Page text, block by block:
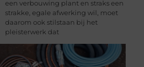
een verbouwing plant en straks een
strakke, egale afwerking wil, moet
daarom ook stilstaan bij het
pleisterwerk dat